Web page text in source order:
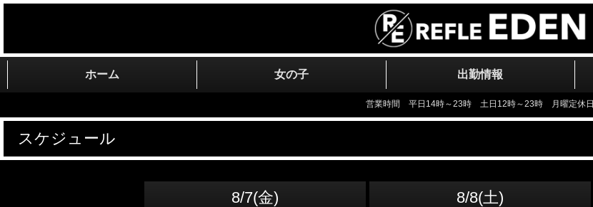
ホーム 女の子 出勤情報
営業時間 平日14時～23時 土日12時～23時 月曜定休日
スケジュール
8/7(金) 8/8(土)